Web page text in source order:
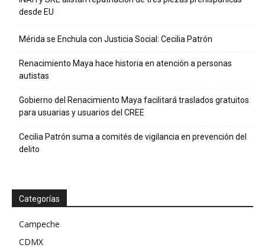
desde EU
Mérida se Enchula con Justicia Social: Cecilia Patrón
Renacimiento Maya hace historia en atención a personas
autistas
Gobierno del Renacimiento Maya facilitará traslados gratuitos
para usuarias y usuarios del CREE
Cecilia Patrón suma a comités de vigilancia en prevención del
delito
Categorías
Campeche
CDMX